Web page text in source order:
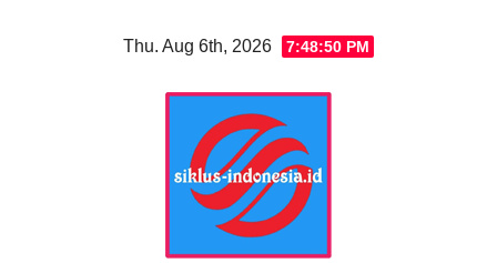
Thu. Aug 6th, 2026 7:48:51 PM